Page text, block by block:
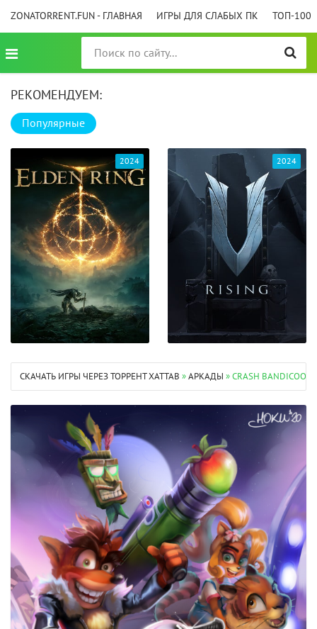
ZONATORRENT.FUN - ГЛАВНАЯ ИГРЫ ДЛЯ СЛАБЫХ ПК ТОП-100
РЕКОМЕНДУЕМ:
Популярные
2024 2024
СКАЧАТЬ ИГРЫ ЧЕРЕЗ ТОРРЕНТ XATTAB »АРКАДЫ » CRASH BANDICOOT 3